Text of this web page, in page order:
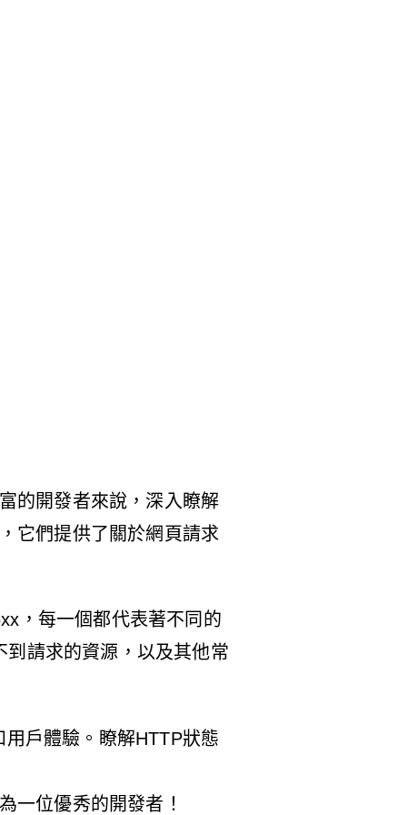
的開發者來說，深入瞭解
它們提供了關於網頁請求
，每一個都代表著不同的
請求的資源，以及其他常
戶體驗。瞭解HTTP狀態
一位優秀的開發者！